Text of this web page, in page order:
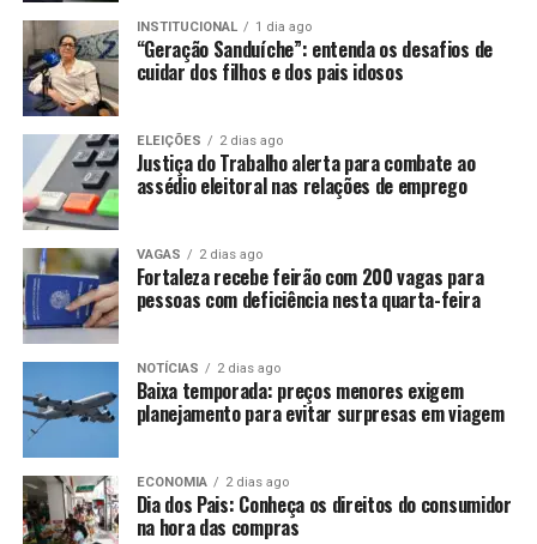
INSTITUCIONAL 1 dia ago
“Geração Sanduíche”: entenda os desafios de
cuidar dos filhos e dos pais idosos
ELEIÇÕES 2 dias ago
Justiça do Trabalho alerta para combate ao
assédio eleitoral nas relações de emprego
VAGAS 2 dias ago
Fortaleza recebe feirão com 200 vagas para
pessoas com deficiência nesta quarta-feira
NOTÍCIAS 2 dias ago
Baixa temporada: preços menores exigem
planejamento para evitar surpresas em viagem
ECONOMIA 2 dias ago
Dia dos Pais: Conheça os direitos do consumidor
na hora das compras